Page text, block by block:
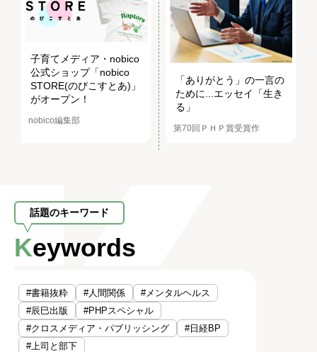
子育てメディア・nobico
公式ショップ「nobico
STORE(のびこすとあ)」
がオープン！
nobico編集部
「ありがとう」の一言の
ために...エッセイ「生き
る」
第70回ＰＨＰ賞受賞作
話題のキーワード
Keywords
#書籍抜粋 #人間関係
#メンタルヘルス
#辰巳出版
#PHPスペシャル
#クロスメディア・パブリッシング
#日経BP
#上司と部下